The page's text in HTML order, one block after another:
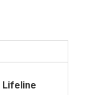
Lifeline